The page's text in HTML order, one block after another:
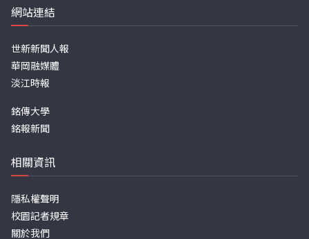
網站連結
世新新聞人報
華岡融媒體
淡江時報
銘傳大學
銘報新聞
相關資訊
隱私權聲明
校園記者規章
關於我們